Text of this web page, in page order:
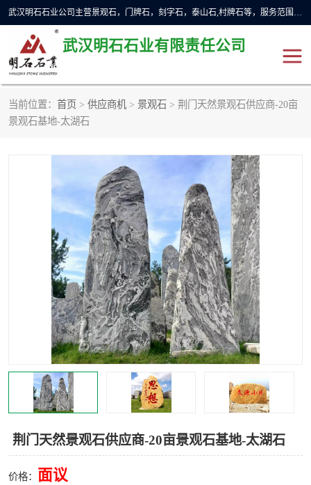
武汉明石石业公司主营景观石，门牌石，刻字石，泰山石,村牌石等，服务范围主要有：武汉，咸宁等地区。公司秉承敬业奉献、锐意创新的企业精神，从无到有，从小到大，以一种产业报国的创业精神，竭诚为客户提供服务，为社会设计财富。
武汉明石石业有限责任公司
当前位置： 首页 > 供应商机 > 景观石 > 荆门天然景观石供应商-20亩
景观石基地-太湖石
荆门天然景观石供应商-20亩景观石基地-太湖石
价格： 面议
景观石
门牌石 奠基石
黄蜡石 大型石雕
异型石材
石雕狮子 刻字石